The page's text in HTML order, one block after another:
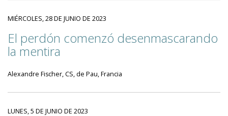
MIÉRCOLES, 28 DE JUNIO DE 2023
El perdón comenzó desenmascarando
la mentira
Alexandre Fischer, CS, de Pau, Francia
LUNES, 5 DE JUNIO DE 2023